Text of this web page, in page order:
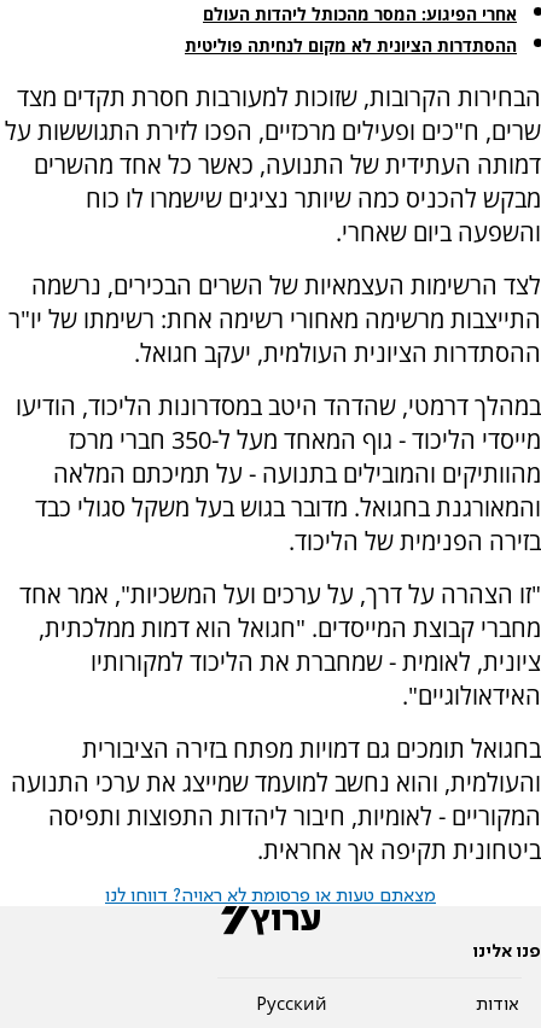
אחרי הפיגוע: המסר מהכותל ליהדות העולם
ההסתדרות הציונית לא מקום לנחיתה פוליטית
הבחירות הקרובות, שזוכות למעורבות חסרת תקדים מצד
שרים, ח"כים ופעילים מרכזיים, הפכו לזירת התגוששות על
דמותה העתידית של התנועה, כאשר כל אחד מהשרים
מבקש להכניס כמה שיותר נציגים שישמרו לו כוח
והשפעה ביום שאחרי.
לצד הרשימות העצמאיות של השרים הבכירים, נרשמה
התייצבות מרשימה מאחורי רשימה אחת: רשימתו של יו"ר
ההסתדרות הציונית העולמית, יעקב חגואל.
במהלך דרמטי, שהדהד היטב במסדרונות הליכוד, הודיעו
מייסדי הליכוד - גוף המאחד מעל ל-350 חברי מרכז
מהוותיקים והמובילים בתנועה - על תמיכתם המלאה
והמאורגנת בחגואל. מדובר בגוש בעל משקל סגולי כבד
בזירה הפנימית של הליכוד.
"זו הצהרה על דרך, על ערכים ועל המשכיות", אמר אחד
מחברי קבוצת המייסדים. "חגואל הוא דמות ממלכתית,
ציונית, לאומית - שמחברת את הליכוד למקורותיו
האידאולוגיים".
בחגואל תומכים גם דמויות מפתח בזירה הציבורית
והעולמית, והוא נחשב למועמד שמייצג את ערכי התנועה
המקוריים - לאומיות, חיבור ליהדות התפוצות ותפיסה
ביטחונית תקיפה אך אחראית.
מצאתם טעות או פרסומת לא ראויה? דווחו לנו
פנו אלינו
אודות
Pусский